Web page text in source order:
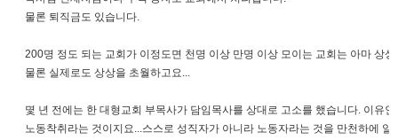
물론 퇴직금도 있습니다.
200명 정도 되는 교회가 이정도면 천명 이상 만명 이상 모이는 교회는 아마 상
물론 실제로도 상상을 초월하고요...
몇 년 전에는 한 대형교회 부목사가 담임목사를 상대로 고소를 했습니다. 이유
노동착취라는 것이지요...스스로 성직자가 아니라 노동자라는 것을 만천하에 알